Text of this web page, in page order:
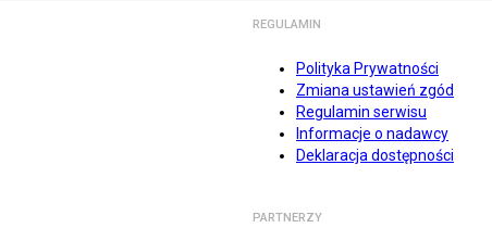
REGULAMIN
Polityka Prywatności
Zmiana ustawień zgód
Regulamin serwisu
Informacje o nadawcy
Deklaracja dostępności
PARTNERZY